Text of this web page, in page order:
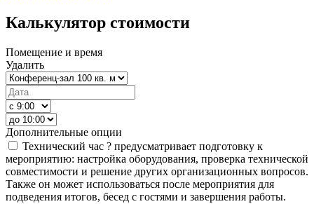
Калькулятор стоимости
Помещение и время
Удалить
Дополнительные опции
Технический час ? предусматривает подготовку к
мероприятию: настройка оборудования, проверка технической
совместимости и решение других организационных вопросов.
Также он может использоваться после мероприятия для
подведения итогов, бесед с гостями и завершения работы.